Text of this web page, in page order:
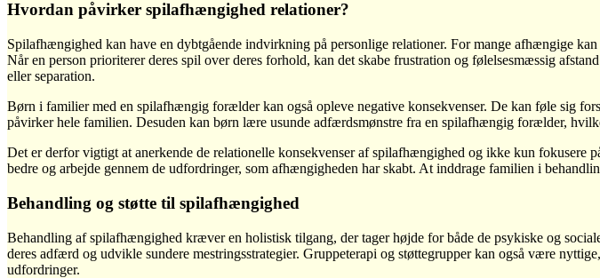
Hvordan påvirker spilafhængighed relationer?
Spilafhængighed kan have en dybtgående indvirkning på personlige relationer. For mange afhængige
Når en person prioriterer deres spil over deres forhold, kan det skabe frustration og følelsesmæssig
eller separation.
Børn i familier med en spilafhængig forælder kan også opleve negative konsekvenser. De kan føle sig
påvirker hele familien. Desuden kan børn lære usunde adfærdsmønstre fra en spilafhængig forælder,
Det er derfor vigtigt at anerkende de relationelle konsekvenser af spilafhængighed og ikke kun
bedre og arbejde gennem de udfordringer, som afhængigheden har skabt. At inddrage familien i
Behandling og støtte til spilafhængighed
Behandling af spilafhængighed kræver en holistisk tilgang, der tager højde for både de psykiske og
deres adfærd og udvikle sundere mestringsstrategier. Gruppeterapi og støttegrupper kan også være
udfordringer.